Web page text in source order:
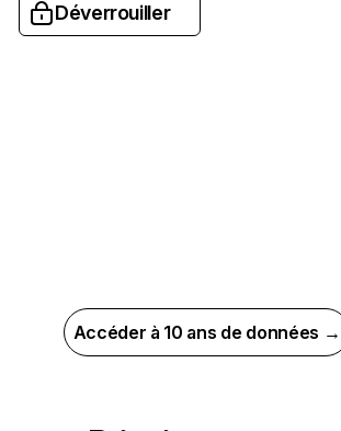
Déverrouiller
Accéder à 10 ans de données →